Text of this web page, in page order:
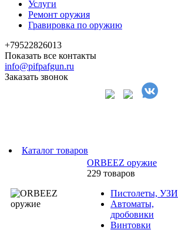
Услуги
Ремонт оружия
Гравировка по оружию
+79522826013
Показать все контакты
info@pifpafgun.ru
Заказать звонок
Каталог товаров
ORBEEZ оружие
229 товаров
Пистолеты, УЗИ
Автоматы,
дробовики
Винтовки